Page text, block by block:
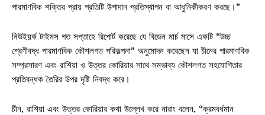
পারমাণবিক শক্তির প্রায় প্রতিটি উপাদান প্রতিস্থাপন বা আধুনিকীকরণ করছে।”
নিউইয়র্ক টাইমস গত সপ্তাহে রিপোর্ট করেছে যে বিডেন মার্চ মাসে একটি “উচ্চ
শ্রেণীবদ্ধ পারমাণবিক কৌশলগত পরিকল্পনা” অনুমোদন করেছেন যা চীনের পারমাণবিক
সম্প্রসারণ এবং রাশিয়া ও উত্তর কোরিয়ার সাথে সম্ভাব্য কৌশলগত সহযোগিতার
প্রতিবন্ধক তৈরির উপর দৃষ্টি নিবদ্ধ করে।
চীন, রাশিয়া এবং উত্তর কোরিয়ার কথা উল্লেখ করে নারাং বলেন, “ক্রমবর্ধমান